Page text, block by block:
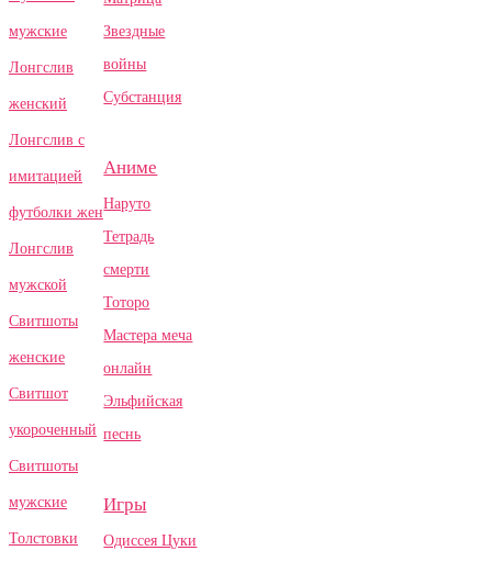
мужские
Лонгслив
женский
Лонгслив с
имитацией
футболки жен
Лонгслив
мужской
Свитшоты
женские
Свитшот
укороченный
Свитшоты
мужские
Толстовки
Звездные
войны
Субстанция
Аниме
Наруто
Тетрадь
смерти
Тоторо
Мастера меча
онлайн
Эльфийская
песнь
Игры
Одиссея Цуки